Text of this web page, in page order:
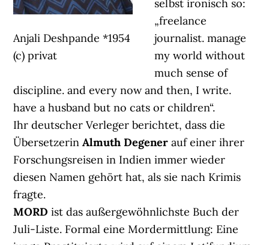
Anjali Deshpande *1954
(c) privat
selbst ironisch so:
„freelance
journalist. manage
my world without
much sense of
discipline. and every now and then, I write.
have a husband but no cats or children“.
Ihr deutscher Verleger berichtet, dass die
ÜbersetzerinAlmuth Degener auf einer ihrer
Forschungsreisen in Indien immer wieder
diesen Namen gehört hat, als sie nach Krimis
fragte.
MORDist das außergewöhnlichste Buch der
Juli-Liste. Formal eine Mordermittlung: Eine